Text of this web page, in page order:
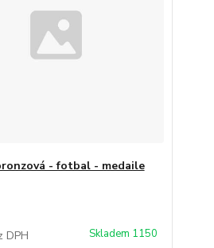
- fotbal - medaile
DPH Skladem 1150